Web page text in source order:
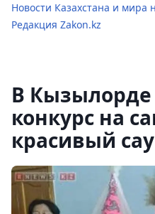
Новости Казахстана и мира
Редакция Zakon.kz
В
конкурс на
красивый